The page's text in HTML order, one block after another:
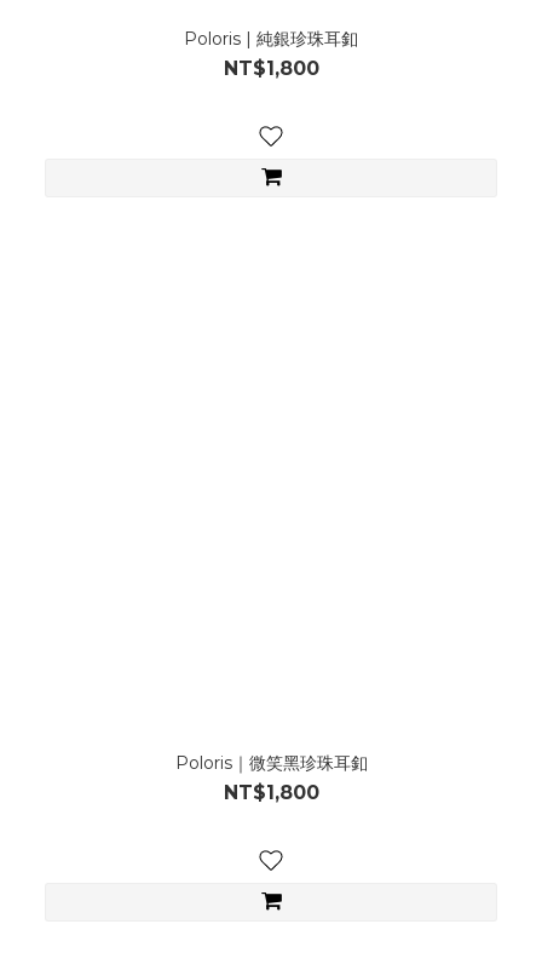
Poloris | 純銀珍珠耳釦
NT$1,800
Poloris｜微笑黑珍珠耳釦
NT$1,800